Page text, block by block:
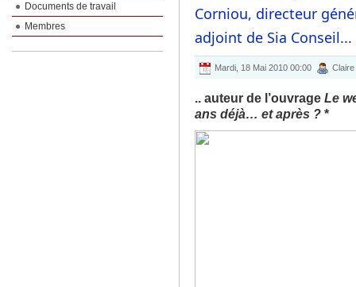
Corniou, directeur
adjoint de Sia Conseil...
Mardi, 18 Mai 2010 00:00 Claire
.. auteur de l’ouvrage Le
ans déjà… et après ? *
Documents de travail
Membres